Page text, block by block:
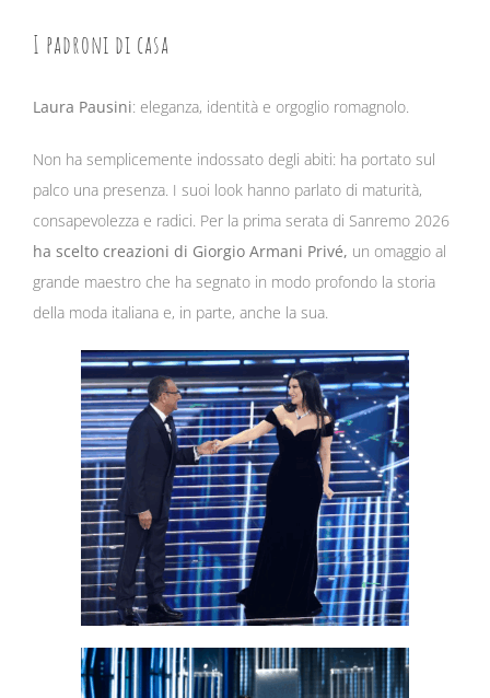
I padroni di casa
Laura Pausini: eleganza, identità e orgoglio romagnolo.
Non ha semplicemente indossato degli abiti: ha portato sul
palco una presenza. I suoi look hanno parlato di maturità,
consapevolezza e radici. Per la prima serata di Sanremo 2026
ha scelto creazioni di Giorgio Armani Privé, un omaggio al
grande maestro che ha segnato in modo profondo la storia
della moda italiana e, in parte, anche la sua.